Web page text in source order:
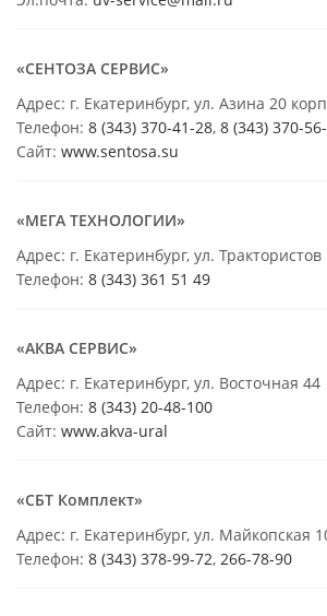
«СЕНТОЗА СЕРВИС»
Адрес: г. Екатеринбург, ул. Азина 20
Телефон: 8 (343) 370-41-28, 8 (343) 370-
Сайт: www.sentosa.su
«МЕГА ТЕХНОЛОГИИ»
Адрес: г. Екатеринбург, ул. Трактористов
Телефон: 8 (343) 361 51 49
«АКВА СЕРВИС»
Адрес: г. Екатеринбург, ул. Восточная 44
Телефон: 8 (343) 20-48-100
Сайт: www.akva-ural
«СБТ Комплект»
Адрес: г. Екатеринбург, ул. Майкопская
Телефон: 8 (343) 378-99-72, 266-78-90